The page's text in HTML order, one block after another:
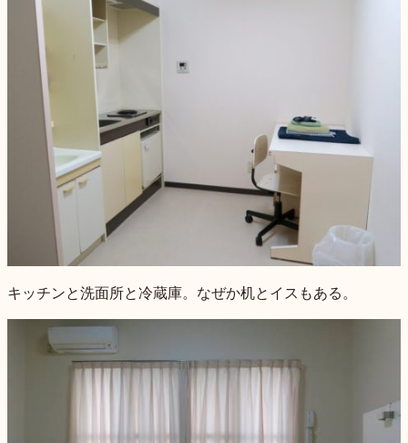
キッチンと洗面所と冷蔵庫。なぜか机とイスもある。